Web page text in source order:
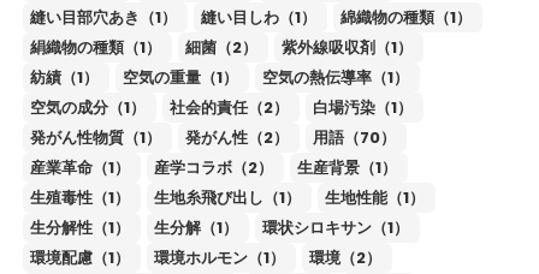
縫い目部穴あき（1）
縫い目しわ（1）
綿織物の種類（1）
絹織物の種類（1）
細菌（2）
紫外線吸収剤（1）
紡績（1）
空気の重量（1）
空気の熱伝導率（1）
空気の成分（1）
社会的責任（2）
白場汚染（1）
発がん性物質（1）
発がん性（2）
用語（70）
産業革命（1）
産学コラボ（2）
生産背景（1）
生殖毒性（1）
生地糸飛び出し（1）
生地性能（1）
生分解性（1）
生分解（1）
環状シロキサン（1）
環境配慮（1）
環境ホルモン（1）
環境（2）